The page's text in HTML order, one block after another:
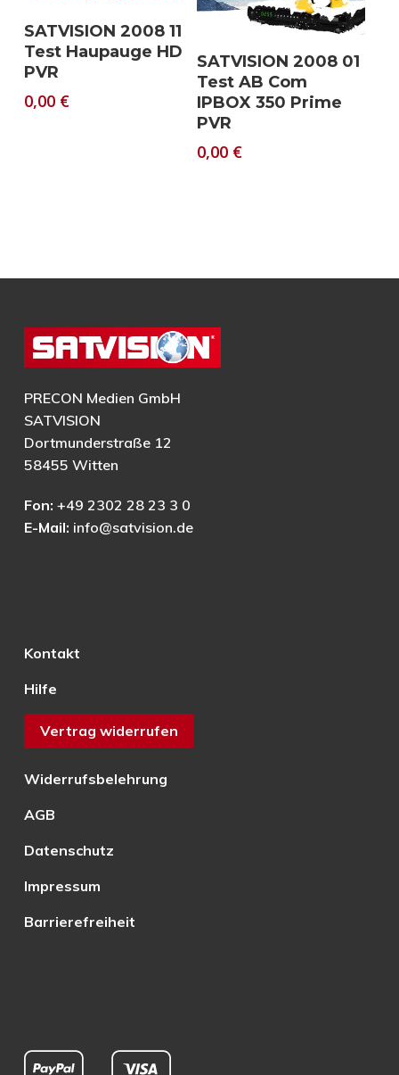
Download
SATVISION 2008 11
Test Haupauge HD
PVR
0,00 €
Download
SATVISION 2008 01
Test AB Com
IPBOX 350 Prime
PVR
0,00 €
PRECON Medien GmbH
SATVISION
Dortmunderstraße 12
58455 Witten
Fon: +49 2302 28 23 3 0
E-Mail: info@satvision.de
Kontakt
Hilfe
Vertrag widerrufen
Widerrufsbelehrung
AGB
Datenschutz
Impressum
Barrierefreiheit